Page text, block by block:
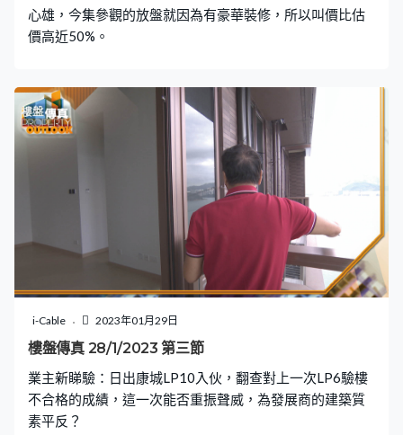
心雄，今集參觀的放盤就因為有豪華裝修，所以叫價比估
價高近50%。
i-Cable 2023年01月29日
樓盤傳真 28/1/2023 第三節
業主新睇驗：日出康城LP10入伙，翻查對上一次LP6驗樓
不合格的成績，這一次能否重振聲威，為發展商的建築質
素平反？